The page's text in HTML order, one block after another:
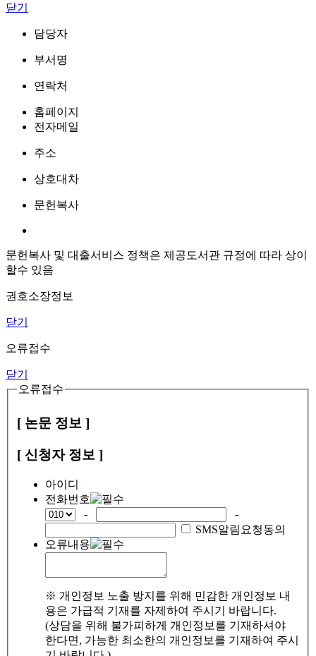
닫기
담당자
부서명
연락처
홈페이지
전자메일
주소
상호대차
문헌복사
문헌복사 및 대출서비스 정책은 제공도서관 규정에 따라 상이
할수 있음
권호소장정보
닫기
오류접수
닫기
오류접수
[ 논문 정보 ]
[ 신청자 정보 ]
아이디
전화번호
-
-
SMS알림요청동의
오류내용
※ 개인정보 노출 방지를 위해 민감한 개인정보 내
용은 가급적 기재를 자제하여 주시기 바랍니다.
(상담을 위해 불가피하게 개인정보를 기재하셔야
한다면, 가능한 최소한의 개인정보를 기재하여 주시